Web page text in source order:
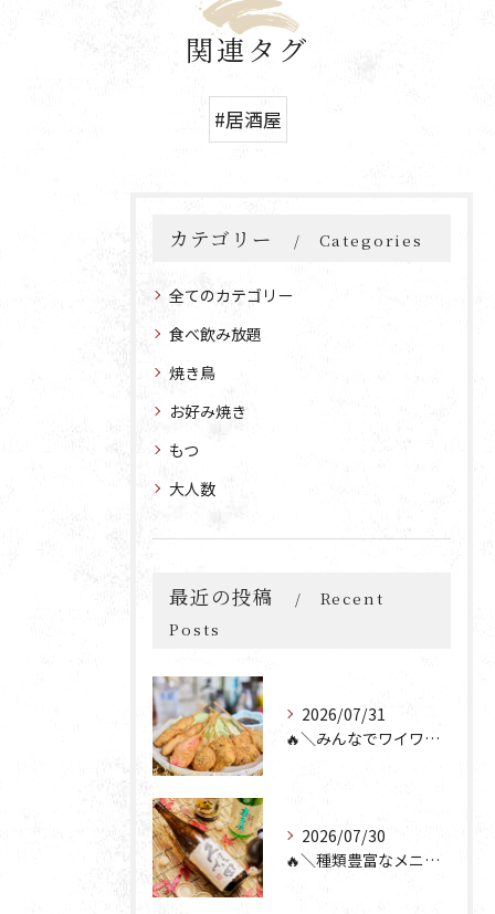
関連タグ
#居酒屋
カテゴリー Categories
全てのカテゴリー
食べ飲み放題
焼き鳥
お好み焼き
もつ
大人数
最近の投稿
Recent
Posts
2026/07/31
🔥＼みんなでワイワイ楽しもう🎉／🔥
2026/07/30
🔥＼種類豊富なメニュー！／🔥